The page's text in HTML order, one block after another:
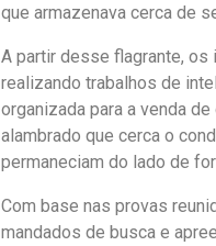
que armazenava cerca de
A partir desse flagrante, os
realizando trabalhos de
organizada para a venda
alambrado que cerca o
permaneciam do lado de
Com base nas provas
mandados de busca e